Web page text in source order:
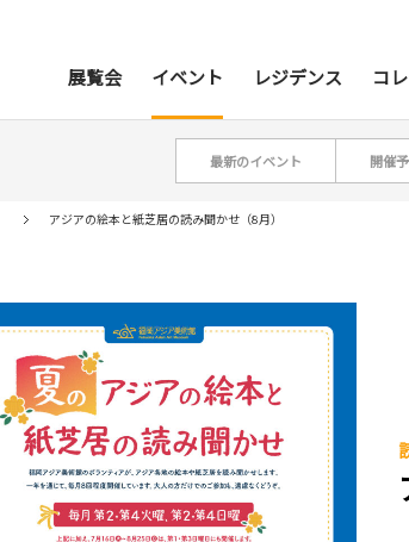
展覧会 イベント レジデンス コ
利用案内
バリアフリー情報
施設貸出
基本理念
刊行物
あじびの楽しみ方
最新のイベント 開催
アジアの絵本と紙芝居の読み聞かせ（8月）